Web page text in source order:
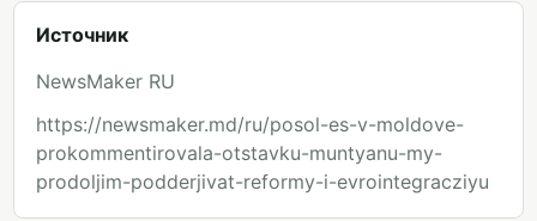
Источник
NewsMaker RU
https://newsmaker.md/ru/posol-es-v-moldove-
prokommentirovala-otstavku-muntyanu-my-
prodoljim-podderjivat-reformy-i-evrointegracziyu